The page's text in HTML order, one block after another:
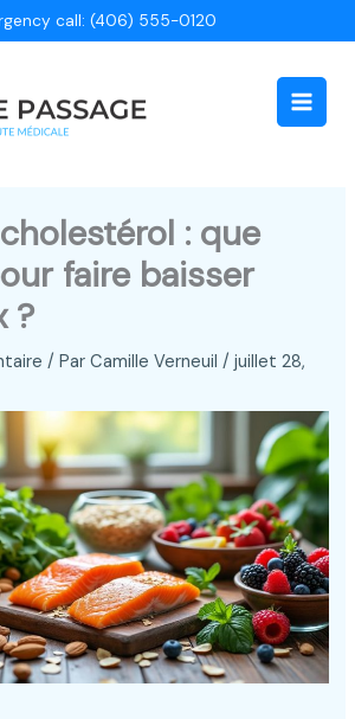
call: (406) 555-0120
Main
: que
faire baisser
?
/ ParCamille Verneuil/juillet 28,